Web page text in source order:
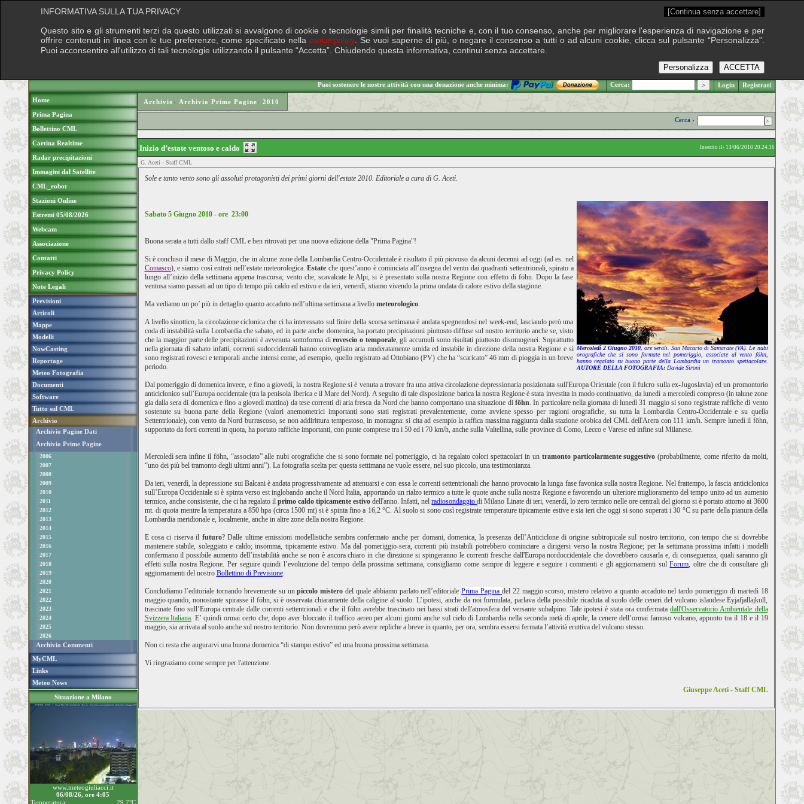
.: Giovedì 6 agosto 2026
Puoi sostenere le nostre attività con una donazione anche minima: Cerca: Login Registrati
Home
Prima Pagina
Bollettino CML
Cartina Realtime
Radar precipitazioni
Immagini dal Satellite
CML_robot
Stazioni Online
Estremi 05/08/2026
Webcam
Associazione
Contatti
Privacy Policy
Note Legali
Previsioni
Articoli
Mappe
Modelli
NowCasting
Reportage
Meteo Fotografia
Documenti
Software
Tutto sul CML
Archivio
Archivio Pagine Dati
Archivio Prime Pagine
2006
2007
2008
2009
2010
2011
2012
2013
2014
2015
2016
2017
2018
2019
2020
2021
2022
2023
2024
2025
2026
Archivio Commenti
MyCML
Links
Meteo News
Situazione a Milano
www.meteogiuliacci.it
06/08/26, ore 4:05
Temperatura:
29.7°C
Archivio › Archivio Prime Pagine› 2010
Cerca ›
Inizio d’estate ventoso e caldo Inserito il› 13/06/2010 20.24.16
G. Aceti - Staff CML
Sole e tanto vento sono gli assoluti protagonisti dei primi giorni dell'estate 2010. Editoriale a cura di G. Aceti.
Mercoledì 2 Giugno 2010, ore serali. San Macario di Samarate (VA). Le nubi
orografiche che si sono formate nel pomeriggio, associate al vento föhn,
hanno regalato su buona parte della Lombardia un tramonto spettacolare.
AUTORE DELLA FOTOGRAFIA: Davide Sironi
Sabato 5 Giugno 2010 - ore 23:00
Buona serata a tutti dallo staff CML e ben ritrovati per una nuova edizione della "Prima Pagina"!
Si è concluso il mese di Maggio, che in alcune zone della Lombardia Centro-Occidentale è risultato il più piovoso da alcuni decenni ad oggi (ad es. nel
Comasco), e siamo così entrati nell’estate meteorologica.Estate che quest’anno è cominciata all’insegna del vento dai quadranti settentrionali, spirato a
lungo all’inizio della settimana appena trascorsa; vento che, scavalcate le Alpi, si è presentato sulla nostra Regione con effetto di föhn. Dopo la fase
ventosa siamo passati ad un tipo di tempo più caldo ed estivo e da ieri, venerdì, stiamo vivendo la prima ondata di calore estivo della stagione.
Ma vediamo un po’ più in dettaglio quanto accaduto nell’ultima settimana a livello meteorologico.
A livello sinottico, la circolazione ciclonica che ci ha interessato sul finire della scorsa settimana è andata spegnendosi nel week-end, lasciando però una
coda di instabilità sulla Lombardia che sabato, ed in parte anche domenica, ha portato precipitazioni piuttosto diffuse sul nostro territorio anche se, visto
che la maggior parte delle precipitazioni è avvenuta sottoforma dirovescio o temporale, gli accumuli sono risultati piuttosto disomogenei. Soprattutto
nella giornata di sabato infatti, correnti sudoccidentali hanno convogliato aria moderatamente umida ed instabile in direzione della nostra Regione e si
sono registrati rovesci e temporali anche intensi come, ad esempio, quello registrato ad Ottobiano (PV) che ha “scaricato” 46 mm di pioggia in un breve
periodo.
Dal pomeriggio di domenica invece, e fino a giovedì, la nostra Regione si è venuta a trovare fra una attiva circolazione depressionaria posizionata sull'Europa Orientale (con il fulcro sulla ex-Jugoslavia) ed un promontorio
anticiclonico sull’Europa occidentale (tra la penisola Iberica e il Mare del Nord). A seguito di tale disposizione barica la nostra Regione è stata investita in modo continuativo, da lunedì a mercoledì compreso (in talune zone
gia dalla sera di domenica e fino a giovedì mattina) da tese correnti di aria fresca da Nord che hanno comportano una situazione diföhn. In particolare nella giornata di lunedì 31 maggio si sono registrate raffiche di vento
sostenute su buona parte della Regione (valori anemometrici importanti sono stati registrati prevalentemente, come avviene spesso per ragioni orografiche, su tutta la Lombardia Centro-Occidentale e su quella
Settentrionale), con vento da Nord burrascoso, se non addirittura tempestoso, in montagna: si cita ad esempio la raffica massima raggiunta dalla stazione orobica del CML dell'Arera con 111 km/h. Sempre lunedì il föhn,
supportato da forti correnti in quota, ha portato raffiche importanti, con punte comprese tra i 50 ed i 70 km/h, anche sulla Valtellina, sulle province di Como, Lecco e Varese ed infine sul Milanese.
Mercoledì sera infine il föhn, “associato” alle nubi orografiche che si sono formate nel pomeriggio, ci ha regalato colori spettacolari in un tramonto particolarmente suggestivo(probabilmente, come riferito da molti,
“uno dei più bel tramonto degli ultimi anni”). La fotografia scelta per questa settimana ne vuole essere, nel suo piccolo, una testimonianza.
Da ieri, venerdì, la depressione sui Balcani è andata progressivamente ad attenuarsi e con essa le correnti settentrionali che hanno provocato la lunga fase favonica sulla nostra Regione. Nel frattempo, la fascia anticiclonica
sull’Europa Occidentale si è spinta verso est inglobando anche il Nord Italia, apportando un rialzo termico a tutte le quote anche sulla nostra Regione e favorendo un ulteriore miglioramento del tempo unito ad un aumento
termico, anche consistente, che ci ha regalato il primo caldo tipicamente estivodell'anno. Infatti, nelradiosondaggiodi Milano Linate di ieri, venerdì, lo zero termico nelle ore centrali del giorno si è portato attorno ai 3600
mt. di quota mentre la temperatura a 850 hpa (circa 1500 mt) si è spinta fino a 16,2 °C. Al suolo si sono così registrate temperature tipicamente estive e sia ieri che oggi si sono superati i 30 °C su parte della pianura della
Lombardia meridionale e, localmente, anche in altre zone della nostra Regione.
E cosa ci riserva il futuro? Dalle ultime emissioni modellistiche sembra confermato anche per domani, domenica, la presenza dell’Anticiclone di origine subtropicale sul nostro territorio, con tempo che si dovrebbe
mantenere stabile, soleggiato e caldo; insomma, tipicamente estivo. Ma dal pomeriggio-sera, correnti più instabili potrebbero cominciare a dirigersi verso la nostra Regione; per la settimana prossima infatti i modelli
confermano il possibile aumento dell’instabilità anche se non è ancora chiaro in che direzione si spingeranno le correnti fresche dall'Europa nordoccidentale che dovrebbero causarla e, di conseguenza, quali saranno gli
effetti sulla nostra Regione. Per seguire quindi l’evoluzione del tempo della prossima settimana, consigliamo come sempre di leggere e seguire i commenti e gli aggiornamenti sulForum, oltre che di consultare gli
aggiornamenti del nostro Bollettino di Previsione.
Concludiamo l’editoriale tornando brevemente su unpiccolo misterodel quale abbiamo parlato nell’editorialePrima Pagina del 22 maggio scorso, mistero relativo a quanto accaduto nel tardo pomeriggio di martedì 18
maggio quando, nonostante spirasse il föhn, si è osservata chiaramente della caligine al suolo. L’ipotesi, anche da noi formulata, parlava della possibile ricaduta al suolo delle ceneri del vulcano islandese Eyjafjallajkull,
trascinate fino sull’Europa centrale dalle correnti settentrionali e che il föhn avrebbe trascinato nei bassi strati dell'atmosfera del versante subalpino. Tale ipotesi è stata ora confermatadall'Osservatorio Ambientale della
Svizzera Italiana. E’ quindi ormai certo che, dopo aver bloccato il traffico aereo per alcuni giorni anche sul cielo di Lombardia nella seconda metà di aprile, la cenere dell’ormai famoso vulcano, appunto tra il 18 e il 19
maggio, sia arrivata al suolo anche sul nostro territorio. Non dovremmo però avere repliche a breve in quanto, per ora, sembra essersi fermata l’attività eruttiva del vulcano stesso.
Non ci resta che augurarvi una buona domenica “di stampo estivo” ed una buona prossima settimana.
Vi ringraziamo come sempre per l'attenzione.
Giuseppe Aceti - Staff CML
INFORMATIVA SULLA TUA PRIVACY [Continua senza accettare]
Questo sito e gli strumenti terzi da questo utilizzati si avvalgono di cookie o tecnologie simili per finalità tecniche e, con il tuo consenso, anche per migliorare l'esperienza di navigazione e per
offrire contenuti in linea con le tue preferenze, come specificato nella cookie policy . Se vuoi saperne di più, o negare il consenso a tutti o ad alcuni cookie, clicca sul pulsante “Personalizza”.
Puoi acconsentire all'utilizzo di tali tecnologie utilizzando il pulsante “Accetta”. Chiudendo questa informativa, continui senza accettare.
ACCETTA
Personalizza